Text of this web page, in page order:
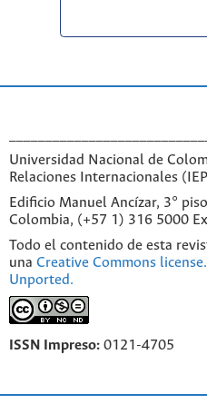
Universidad Nacional de
Relaciones Internacionales
Edificio Manuel Ancízar, 3°
Colombia, (+57 1) 316 5000
Todo el contenido de esta
una Creative Commons
Unported.
ISSN Impreso: 0121-4705